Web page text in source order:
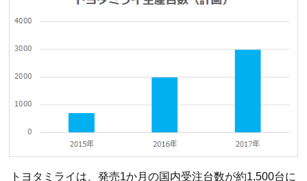
トヨタミライは、発売1か月の国内受注台数が約1,500台に